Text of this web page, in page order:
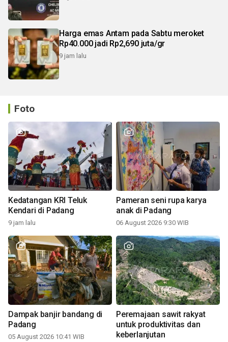
Harga emas Antam pada Sabtu meroket
Rp40.000 jadi Rp2,690 juta/gr
9 jam lalu
Foto
Kedatangan KRI Teluk
Kendari di Padang
9 jam lalu
Pameran seni rupa karya
anak di Padang
06 August 2026 9:30 WIB
Dampak banjir bandang di
Padang
05 August 2026 10:41 WIB
Peremajaan sawit rakyat
untuk produktivitas dan
keberlanjutan